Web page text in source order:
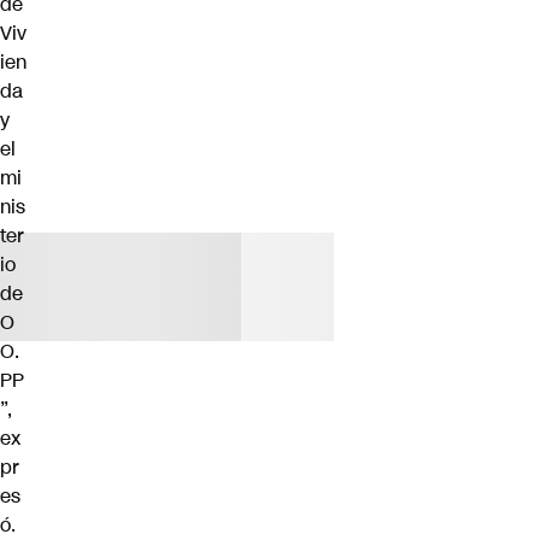
Viv
ien
da
y
el
mi
nis
ter
io
de
O
O.
PP
”,
ex
pr
es
ó.